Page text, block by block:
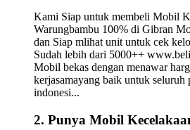
Kami Siap untuk membeli Mobil
Warungbambu 100% di Gibran
dan Siap mlihat unit untuk cek
Sudah lebih dari 5000++
Mobil bekas dengan menawar
kerjasamayang baik untuk
indonesi...
2. Punya Mobil